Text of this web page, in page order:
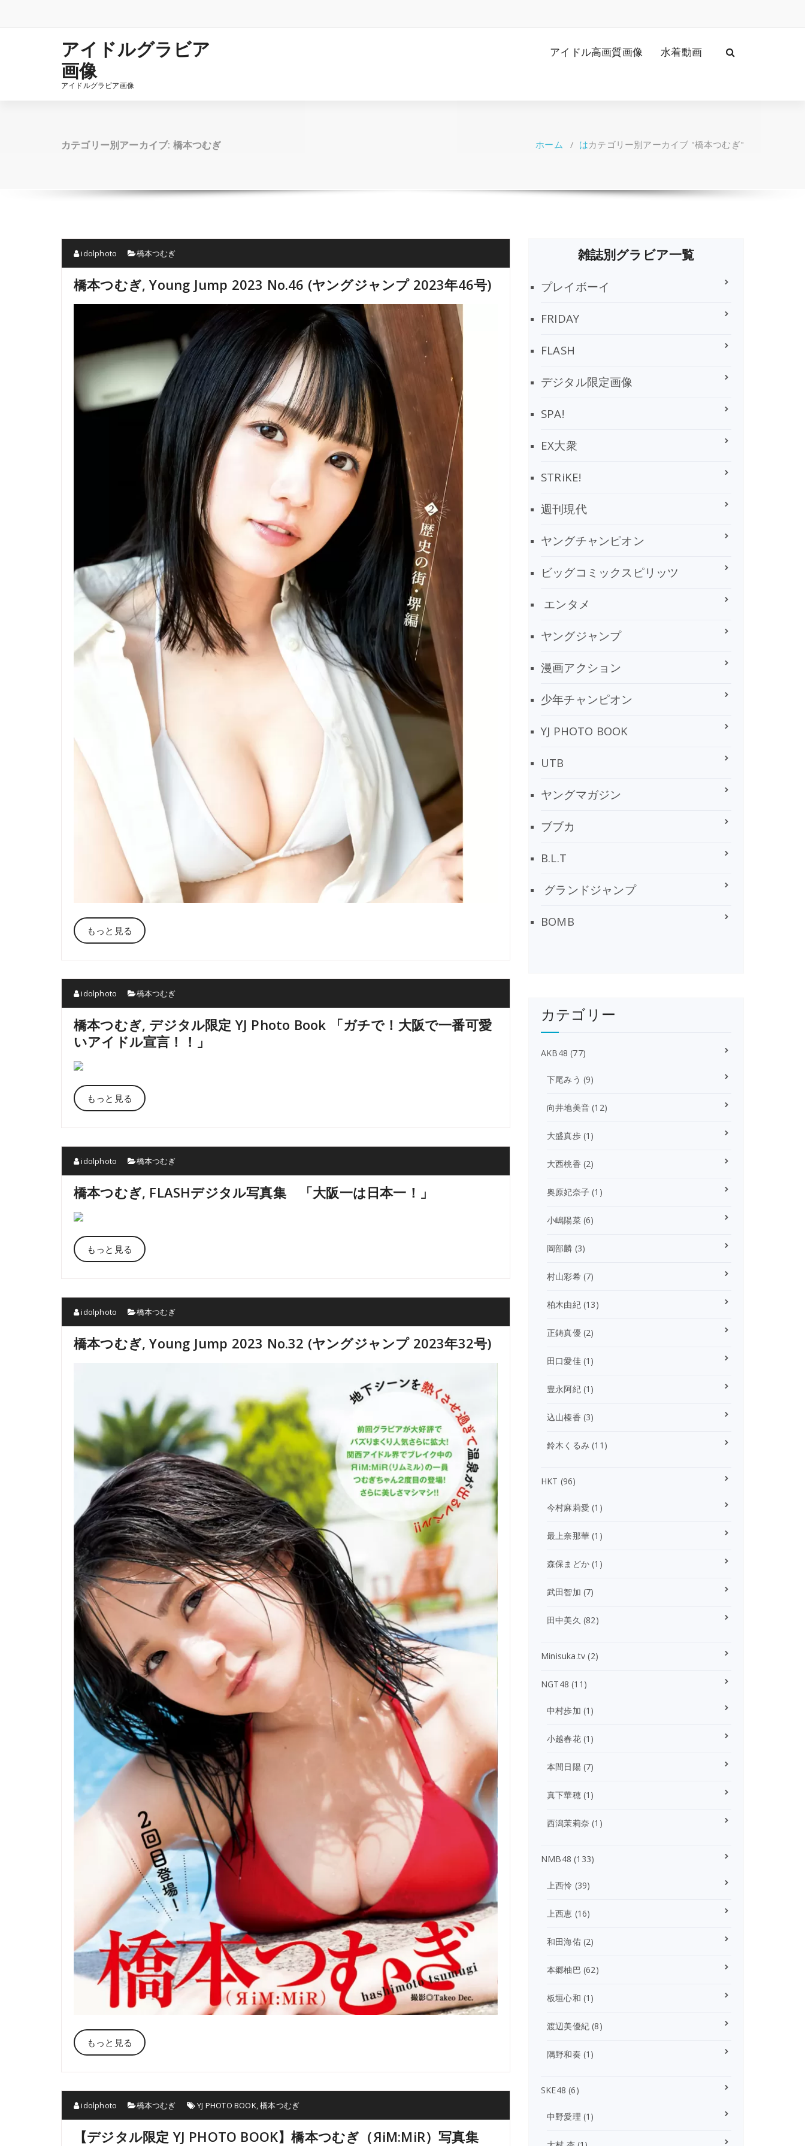
テ
アイドルグラビア
画像
アイドルグラビア画像
アイドル高画質画像 水着動画
カテゴリー別アーカイブ: 橋本つむぎ ホーム / はカテゴリー別アーカイブ "橋本つむぎ"
idolphoto 橋本つむぎ
橋本つむぎ, Young Jump 2023 No.46 (ヤングジャンプ 2023年46号)
もっと見る
idolphoto 橋本つむぎ
橋本つむぎ, デジタル限定 YJ Photo Book 「ガチで！大阪で一番可愛
いアイドル宣言！！」
もっと見る
idolphoto 橋本つむぎ
橋本つむぎ, FLASHデジタル写真集 「大阪一は日本一！」
もっと見る
idolphoto 橋本つむぎ
橋本つむぎ, Young Jump 2023 No.32 (ヤングジャンプ 2023年32号)
もっと見る
idolphoto 橋本つむぎ YJ PHOTO BOOK,橋本つむぎ
【デジタル限定 YJ PHOTO BOOK】橋本つむぎ（ЯiM:MiR）写真集
雑誌別グラビア一覧
プレイボーイ
FRIDAY
FLASH
デジタル限定画像
SPA!
EX大衆
STRiKE!
週刊現代
ヤングチャンピオン
ビッグコミックスピリッツ
エンタメ
ヤングジャンプ
漫画アクション
少年チャンピオン
YJ PHOTO BOOK
UTB
ヤングマガジン
ブブカ
B.L.T
グランドジャンプ
BOMB
カテゴリー
AKB48 (77)
下尾みう (9)
向井地美音 (12)
大盛真歩(1)
大西桃香 (2)
奥原妃奈子 (1)
小嶋陽菜(6)
岡部麟 (3)
村山彩希(7)
柏木由紀(13)
正鋳真優(2)
田口愛佳(1)
豊永阿紀(1)
込山榛香 (3)
鈴木くるみ (11)
HKT (96)
今村麻莉愛 (1)
最上奈那華 (1)
森保まどか (1)
武田智加 (7)
田中美久 (82)
Minisuka.tv (2)
NGT48 (11)
中村歩加 (1)
小越春花(1)
本間日陽(7)
真下華穂(1)
西潟茉莉奈 (1)
NMB48 (133)
上西怜 (39)
上西恵 (16)
和田海佑(2)
本郷柚巴 (62)
板垣心和 (1)
渡辺美優紀 (8)
隅野和奏 (1)
SKE48 (6)
中野愛理 (1)